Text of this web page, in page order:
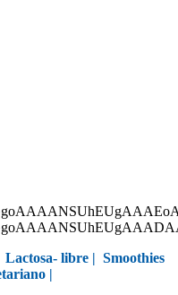
Lactosa- libre | Smoothies
|